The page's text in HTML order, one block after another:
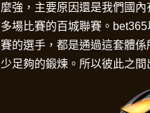
麼強，主要原因還是我們國
多場比賽的百城聯賽。 bet365
賽的選手，都是通過這套體
少足夠的鍛煉。所以彼此之